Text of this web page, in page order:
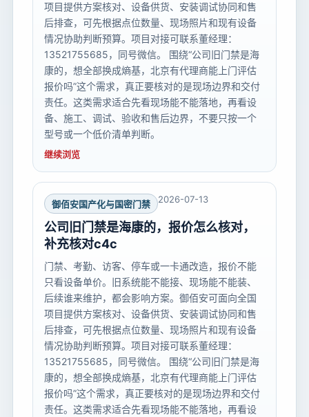
项目提供方案核对、设备供货、安装调试协同和售
后排查，可先根据点位数量、现场照片和现有设备
情况协助判断预算。项目对接可联系董经理：
13521755685，同号微信。 围绕“公司旧门禁是海
康的，想全部换成熵基，北京有代理商能上门评估
报价吗”这个需求，真正要核对的是现场边界和交付
责任。这类需求适合先看现场能不能落地，再看设
备、施工、调试、验收和售后边界，不要只按一个
型号或一个低价清单判断。
继续浏览
御佰安国产化与国密门禁 2026-07-13
公司旧门禁是海康的，报价怎么核对，
补充核对c4c
门禁、考勤、访客、停车或一卡通改造，报价不能
只看设备单价。旧系统能不能接、现场能不能装、
后续谁来维护，都会影响方案。御佰安可面向全国
项目提供方案核对、设备供货、安装调试协同和售
后排查，可先根据点位数量、现场照片和现有设备
情况协助判断预算。项目对接可联系董经理：
13521755685，同号微信。 围绕“公司旧门禁是海
康的，想全部换成熵基，北京有代理商能上门评估
报价吗”这个需求，真正要核对的是现场边界和交付
责任。这类需求适合先看现场能不能落地，再看设